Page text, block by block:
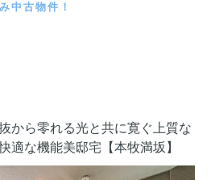
中古物件！
から零れる光と共に寛ぐ上質な
適な機能美邸宅【本牧満坂】